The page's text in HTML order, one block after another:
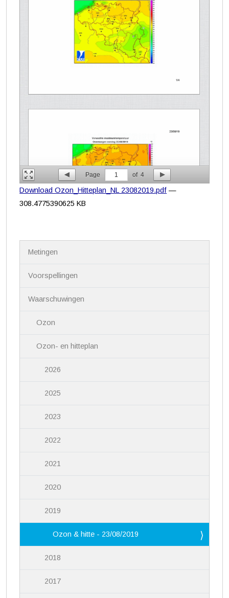
Page 1 of 4
Download Ozon_Hitteplan_NL 23082019.pdf —
308.4775390625 KB
Metingen
Voorspellingen
Waarschuwingen
Ozon
Ozon- en hitteplan
2026
2025
2023
2022
2021
2020
2019
Ozon & hitte - 23/08/2019
2018
2017